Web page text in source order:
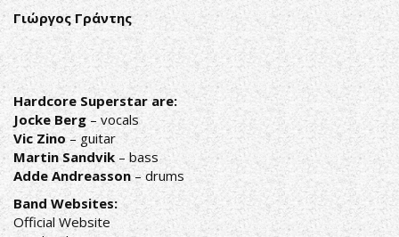
Γιώργος Γράντης
Hardcore Superstar are:
Jocke Berg– vocals
Vic Zino– guitar
Martin Sandvik– bass
Adde Andreasson– drums
Band Websites:
Official Website